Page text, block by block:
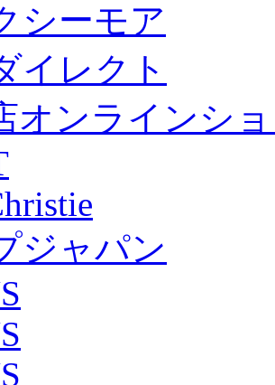
シーモア
イレクト
オンラインシ
ジャパン